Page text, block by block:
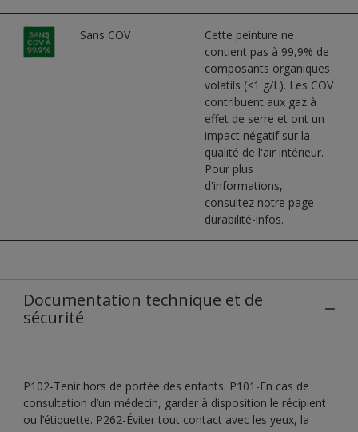
Sans COV
Cette peinture ne
contient pas à 99,9% de
composants organiques
volatils (<1 g/L). Les COV
contribuent aux gaz à
effet de serre et ont un
impact négatif sur la
qualité de l'air intérieur.
Pour plus
d'informations,
consultez notre page
durabilité-infos.
Documentation technique et de
sécurité
P102-Tenir hors de portée des enfants. P101-En cas de
consultation d’un médecin, garder à disposition le récipient
ou l’étiquette. P262-Éviter tout contact avec les yeux, la